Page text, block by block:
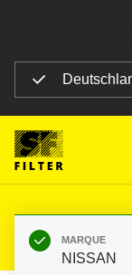
SF-Filter
SF Filter Homepage
Filtres
MARQUE
NISSAN